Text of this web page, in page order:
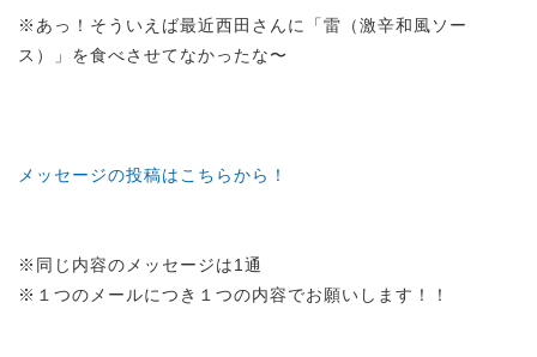
※あっ！そういえば最近西田さんに「雷（激辛和風ソー
ス）」を食べさせてなかったな〜
メッセージの投稿はこちらから！
※同じ内容のメッセージは1通
※１つのメールにつき１つの内容でお願いします！！